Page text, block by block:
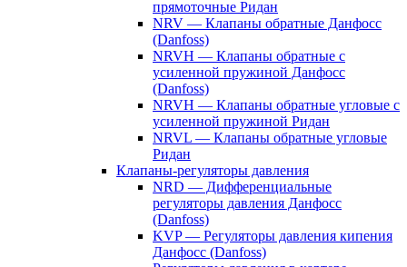
прямоточные Ридан
NRV — Клапаны обратные Данфосс
(Danfoss)
NRVH — Клапаны обратные с
усиленной пружиной Данфосс
(Danfoss)
NRVH — Клапаны обратные угловые с
усиленной пружиной Ридан
NRVL — Клапаны обратные угловые
Ридан
Клапаны-регуляторы давления
NRD — Дифференциальные
регуляторы давления Данфосс
(Danfoss)
KVP — Регуляторы давления кипения
Данфосс (Danfoss)